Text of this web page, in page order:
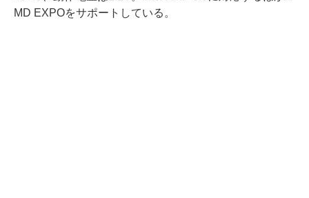
MD EXPOをサポートしている。